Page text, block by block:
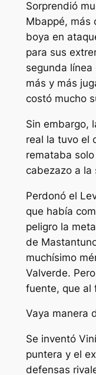
Sorprendió
Mbappé, más
boya en
para sus
segunda
más y más
costó mucho
Sin embargo,
real la tuvo el
remataba
cabezazo a la
Perdonó el
que había
peligro la
de
muchísimo
Valverde.
fuente, que al
Vaya manera
Se inventó
puntera y el
defensas